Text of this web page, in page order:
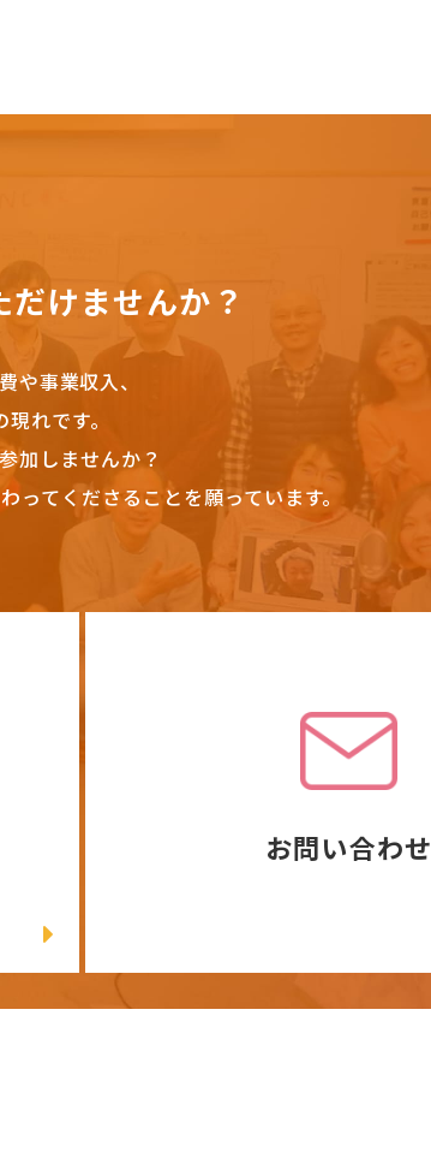
けませんか？
や事業収入、
れです。
加しませんか？
てくださることを願っています。
お問い合わせ